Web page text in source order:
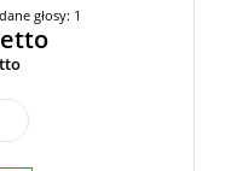
głosy: 1